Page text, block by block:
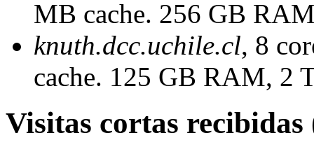
MB cache. 256 GB
knuth.dcc.uchile.cl, 8
cache. 125 GB RAM, 2
Visitas cortas recibidas